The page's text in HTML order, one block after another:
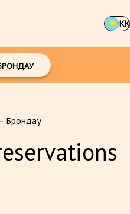
KK
– Брондау